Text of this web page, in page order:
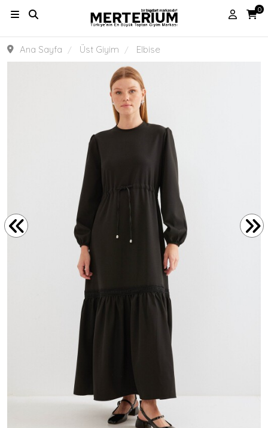
0
Ana Sayfa Üst Giyim Elbise